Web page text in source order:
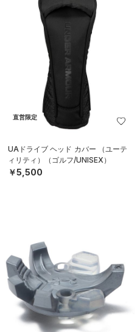
直営限定
UAドライブ ヘッド カバー （ユーテ
ィリティ）（ゴルフ/UNISEX）
￥5,500